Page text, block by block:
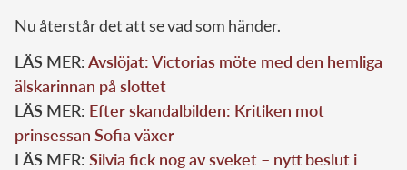
Nu återstår det att se vad som händer.
LÄS MER:Avslöjat: Victorias möte med den hemliga
älskarinnan på slottet
LÄS MER: Efter skandalbilden: Kritiken mot
prinsessan Sofia växer
LÄS MER: Silvia fick nog av sveket – nytt beslut i